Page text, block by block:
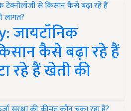
जायटॉनिक
कैसे बढ़ा रहे हैं
रहे हैं खेती की